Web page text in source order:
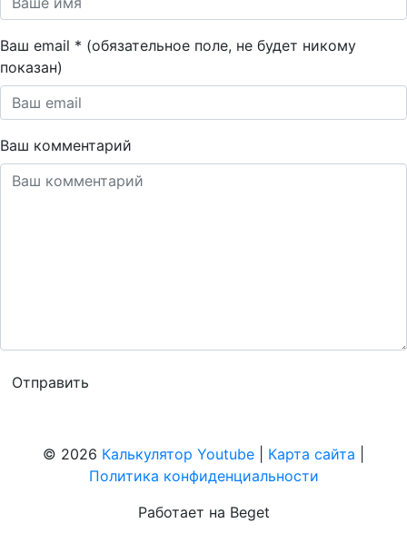
Ваш email * (обязательное поле, не будет никому
показан)
Ваш комментарий
© 2026 Калькулятор Youtube Карта сайта
Политика конфиденциальности
Работает на Beget